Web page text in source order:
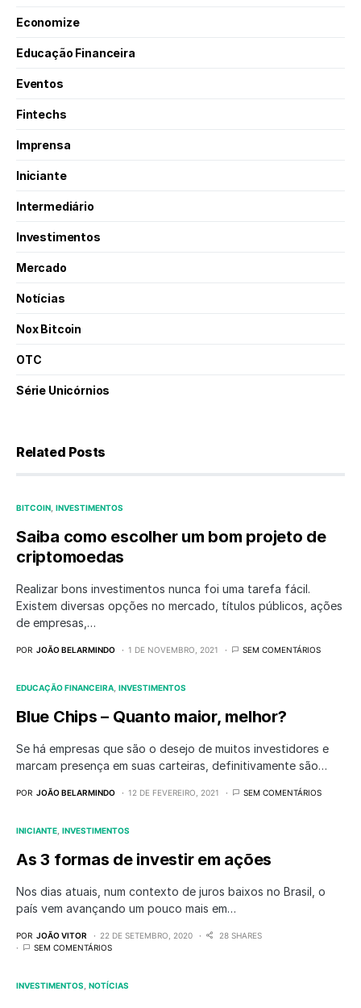
Economize
Educação Financeira
Eventos
Fintechs
Imprensa
Iniciante
Intermediário
Investimentos
Mercado
Notícias
Nox Bitcoin
OTC
Série Unicórnios
Related Posts
BITCOIN INVESTIMENTOS
Saiba como escolher um bom projeto de
criptomoedas
Realizar bons investimentos nunca foi uma tarefa fácil.
Existem diversas opções no mercado, títulos públicos, ações
de empresas,…
POR JOÃO BELARMINDO 1 DE NOVEMBRO, 2021 SEM COMENTÁRIOS
EDUCAÇÃO FINANCEIRA INVESTIMENTOS
Blue Chips – Quanto maior, melhor?
Se há empresas que são o desejo de muitos investidores e
marcam presença em suas carteiras, definitivamente são…
POR JOÃO BELARMINDO 12 DE FEVEREIRO, 2021 SEM COMENTÁRIOS
INICIANTE INVESTIMENTOS
As 3 formas de investir em ações
Nos dias atuais, num contexto de juros baixos no Brasil, o
país vem avançando um pouco mais em…
POR JOÃO VITOR 22 DE SETEMBRO, 2020
28 SHARES
SEM COMENTÁRIOS
INVESTIMENTOS NOTÍCIAS